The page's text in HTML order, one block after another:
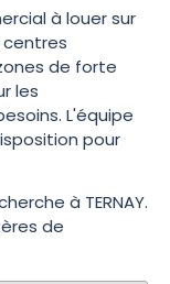
à louer sur
centres
de forte
les
L'équipe
pour
à TERNAY.
de